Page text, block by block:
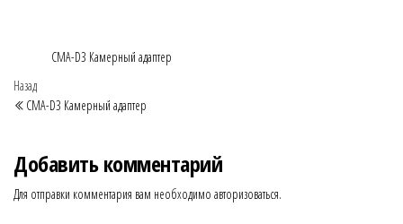
CMA-D3 Камерный адаптер
Навигация
по
записям
Предыдущая
запись
Назад
CMA-D3 Камерный адаптер
Добавить комментарий
Для отправки комментария вам необходимо авторизоваться.